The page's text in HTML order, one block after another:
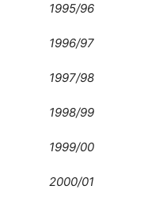
1995/96
1996/97
1997/98
1998/99
1999/00
2000/01